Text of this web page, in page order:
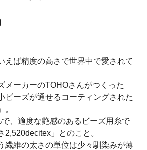
えば精度の高さで世界中で愛されて
メーカーのTOHOさんがつくった
ビーズが通せるコーティングされた
。
、適度な艶感のあるビーズ用糸で
2,520decitex」とのこと。
繊維の太さの単位は少々馴染みが薄